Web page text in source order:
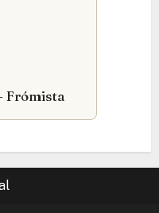
Frómista